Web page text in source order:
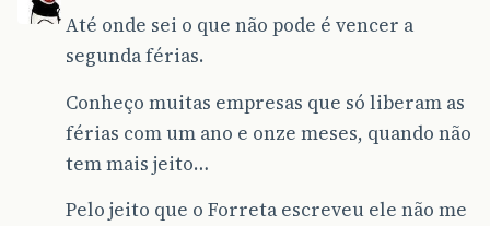
Até onde sei o que não pode é vencer a
segunda férias.
Conheço muitas empresas que só liberam as
férias com um ano e onze meses, quando não
tem mais jeito…
Pelo jeito que o Forreta escreveu ele não me